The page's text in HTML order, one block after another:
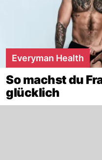
Everyman Health
So machst du
glücklich